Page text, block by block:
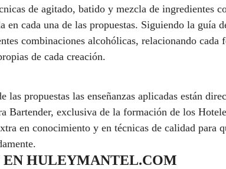
de agitado, batido y mezcla de ingredientes
en cada una de las propuestas. Siguiendo la guía
combinaciones alcohólicas, relacionando cada
de cada creación.
las propuestas las enseñanzas aplicadas están
Bartender, exclusiva de la formación de los
en conocimiento y en técnicas de calidad para
HULEYMANTEL.COM